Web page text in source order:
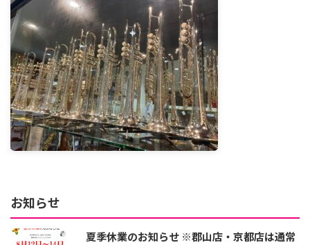
お知らせ
夏季休業のお知らせ ※郡山店・京都店は通常